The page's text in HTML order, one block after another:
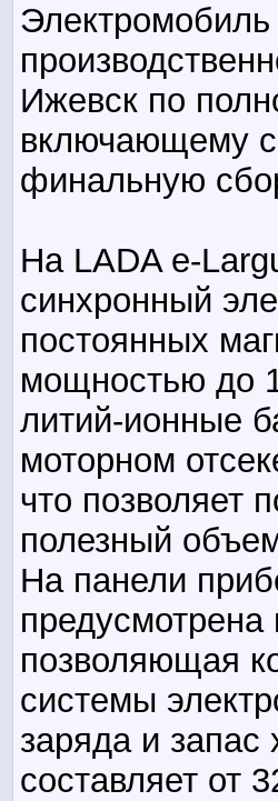
Ижевск по
включающему
финальную
На LADA e-
синхронный
постоянных
мощностью до
литий-ионные
моторном
что позволяет
полезный
На панели
позволяющая
системы
заряда и запас
составляет от